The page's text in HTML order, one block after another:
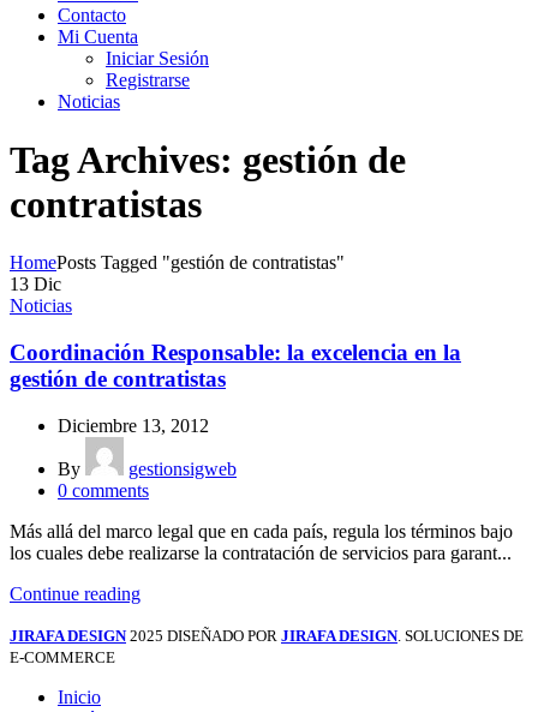
Contacto
Mi Cuenta
Iniciar Sesión
Registrarse
Noticias
Tag Archives: gestión de
contratistas
HomePosts Tagged "gestión de contratistas"
13 Dic
Noticias
Coordinación Responsable: la excelencia en la
gestión de contratistas
Diciembre 13, 2012
By
gestionsigweb
0 comments
Más allá del marco legal que en cada país, regula los términos bajo
los cuales debe realizarse la contratación de servicios para garant...
Continue reading
JIRAFA DESIGN 2025 DISEÑADO POR JIRAFA DESIGN. SOLUCIONES DE
E-COMMERCE
Inicio